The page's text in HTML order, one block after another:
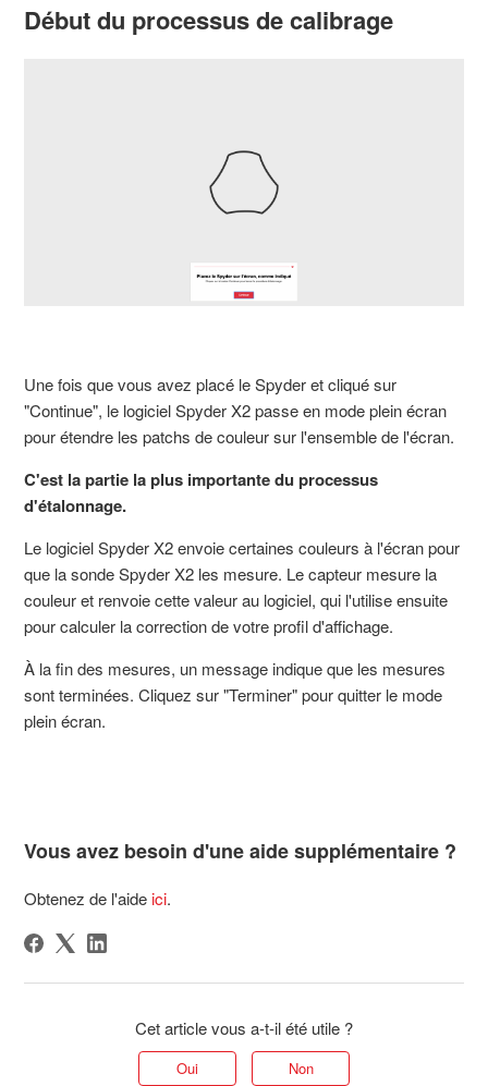
Début du processus de calibrage
Une fois que vous avez placé le Spyder et cliqué sur
"Continue", le logiciel Spyder X2 passe en mode plein écran
pour étendre les patchs de couleur sur l'ensemble de l'écran.
C'est la partie la plus importante du processus
d'étalonnage.
Le logiciel Spyder X2 envoie certaines couleurs à l'écran pour
que la sonde Spyder X2 les mesure. Le capteur mesure la
couleur et renvoie cette valeur au logiciel, qui l'utilise ensuite
pour calculer la correction de votre profil d'affichage.
À la fin des mesures, un message indique que les mesures
sont terminées. Cliquez sur "Terminer" pour quitter le mode
plein écran.
Vous avez besoin d'une aide supplémentaire ?
Obtenez de l'aideici.
Cet article vous a-t-il été utile ?
Oui Non